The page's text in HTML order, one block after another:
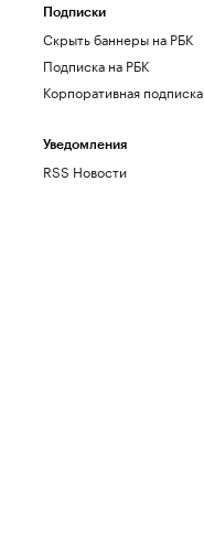
Подписки
Скрыть баннеры на РБК
Подписка на РБК
Корпоративная подписка
Уведомления
RSS Новости